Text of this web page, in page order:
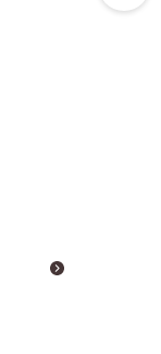
アリア